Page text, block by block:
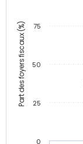
Part des foyers fiscaux (%)
0
25
50
75